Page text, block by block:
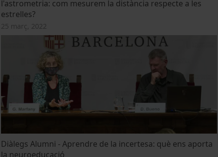
l'astrometria: com mesurem la distància respecte a les
estrelles?
25 març, 2022
Diàlegs Alumni - Aprendre de la incertesa: què ens aporta
la neuroeducació